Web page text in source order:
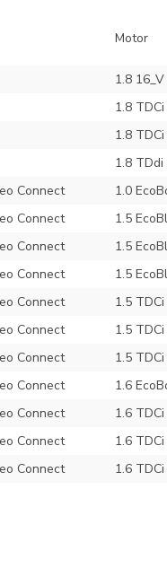
Motor
1.8 16_V
1.8
1.8
1.8 TDdi
Connect
1.0
Connect
1.5
Connect
1.5
Connect
1.5
Connect
1.5 TDCi
Connect
1.5 TDCi
Connect
1.5 TDCi
Connect
1.6
Connect
1.6
Connect
1.6
Connect 1.6